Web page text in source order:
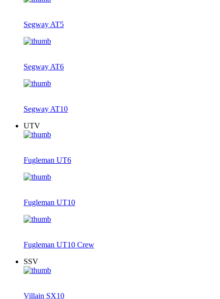
Segway AT5
Segway AT6
Segway AT10
UTV
Fugleman UT6
Fugleman UT10
Fugleman UT10 Crew
SSV
Villain SX10